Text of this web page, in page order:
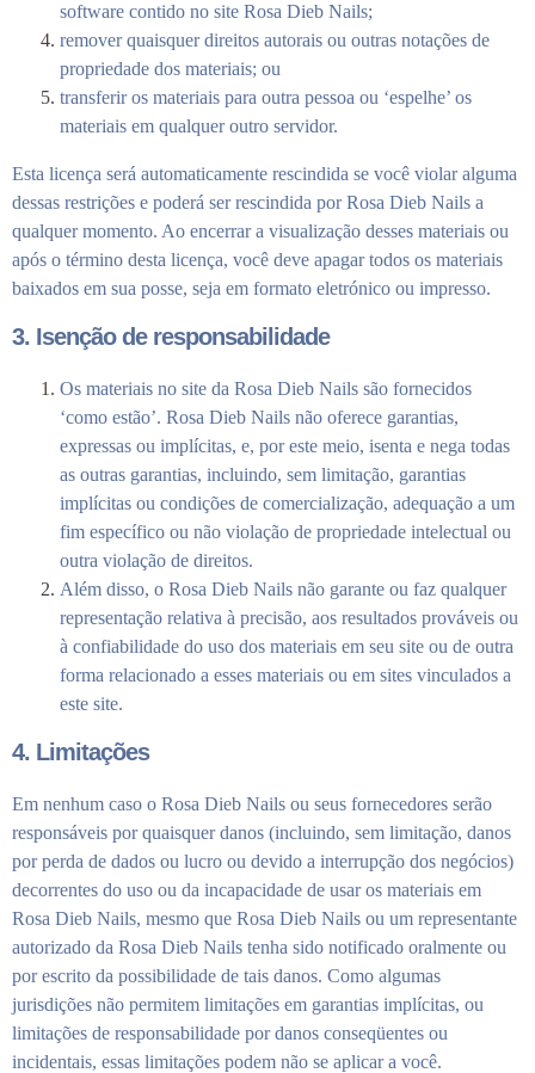
software contido no site Rosa Dieb Nails;
remover quaisquer direitos autorais ou outras notações de
propriedade dos materiais; ou
transferir os materiais para outra pessoa ou ‘espelhe’ os
materiais em qualquer outro servidor.
Esta licença será automaticamente rescindida se você violar alguma
dessas restrições e poderá ser rescindida por Rosa Dieb Nails a
qualquer momento. Ao encerrar a visualização desses materiais ou
após o término desta licença, você deve apagar todos os materiais
baixados em sua posse, seja em formato eletrónico ou impresso.
3. Isenção de responsabilidade
Os materiais no site da Rosa Dieb Nails são fornecidos
‘como estão’. Rosa Dieb Nails não oferece garantias,
expressas ou implícitas, e, por este meio, isenta e nega todas
as outras garantias, incluindo, sem limitação, garantias
implícitas ou condições de comercialização, adequação a um
fim específico ou não violação de propriedade intelectual ou
outra violação de direitos.
Além disso, o Rosa Dieb Nails não garante ou faz qualquer
representação relativa à precisão, aos resultados prováveis ​​ou
à confiabilidade do uso dos materiais em seu site ou de outra
forma relacionado a esses materiais ou em sites vinculados a
este site.
4. Limitações
Em nenhum caso o Rosa Dieb Nails ou seus fornecedores serão
responsáveis ​​por quaisquer danos (incluindo, sem limitação, danos
por perda de dados ou lucro ou devido a interrupção dos negócios)
decorrentes do uso ou da incapacidade de usar os materiais em
Rosa Dieb Nails, mesmo que Rosa Dieb Nails ou um representante
autorizado da Rosa Dieb Nails tenha sido notificado oralmente ou
por escrito da possibilidade de tais danos. Como algumas
jurisdições não permitem limitações em garantias implícitas, ou
limitações de responsabilidade por danos conseqüentes ou
incidentais, essas limitações podem não se aplicar a você.